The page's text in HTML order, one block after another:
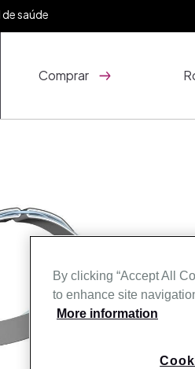
saúde
Comprar
By clicking “Accept All
to enhance site
More information